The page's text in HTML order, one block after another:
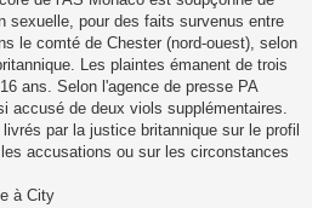
sexuelle, pour des faits survenus entre
le comté de Chester (nord-ouest), selon
Les plaintes émanent de trois
ans. Selon l'agence de presse PA
accusé de deux viols supplémentaires.
par la justice britannique sur le profil
accusations ou sur les circonstances
à City